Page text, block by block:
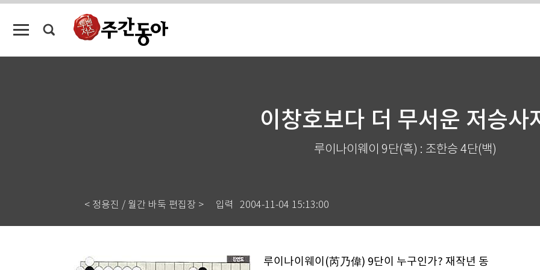
이창호보다 더 무서운 저승사
루이나이웨이 9단(흑) : 조한승 4단(백)
< 정용진 / 월간 바둑 편집장 > 입력 2004-11-04 15:13:00
루이나이웨이(芮乃偉) 9단이 누구인가? 재작년 동